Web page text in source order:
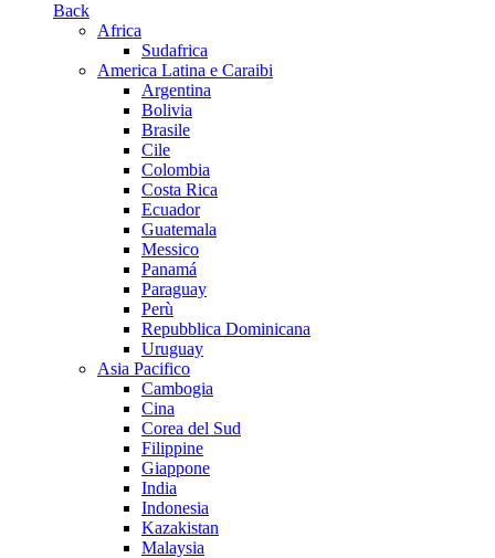
Back
Africa
Sudafrica
America Latina e Caraibi
Argentina
Bolivia
Brasile
Cile
Colombia
Costa Rica
Ecuador
Guatemala
Messico
Panamá
Paraguay
Perù
Repubblica Dominicana
Uruguay
Asia Pacifico
Cambogia
Cina
Corea del Sud
Filippine
Giappone
India
Indonesia
Kazakistan
Malaysia